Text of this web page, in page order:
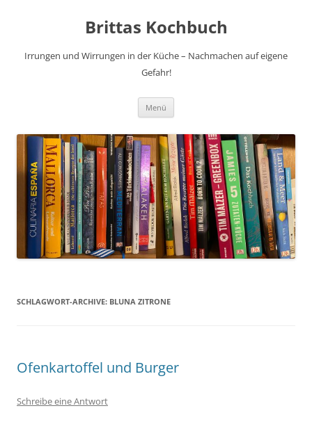
Brittas Kochbuch
Irrungen und Wirrungen in der Küche – Nachmachen auf eigene
Gefahr!
Menü
SCHLAGWORT-ARCHIVE: BLUNA ZITRONE
Ofenkartoffel und Burger
Schreibe eine Antwort